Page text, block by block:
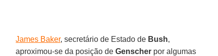
James Baker, secretário de Estado de Bush,
aproximou-se da posição deGenscher por algumas